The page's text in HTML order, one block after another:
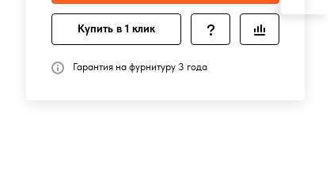
Купить в 1 клик
Гарантия на фурнитуру 3 года